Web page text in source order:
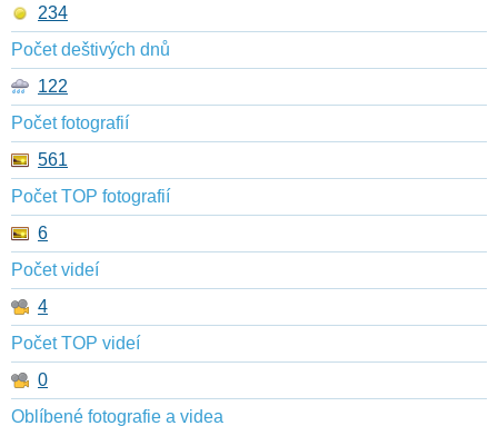
234
Počet deštivých dnů
122
Počet fotografií
561
Počet TOP fotografií
6
Počet videí
4
Počet TOP videí
0
Oblíbené fotografie a videa